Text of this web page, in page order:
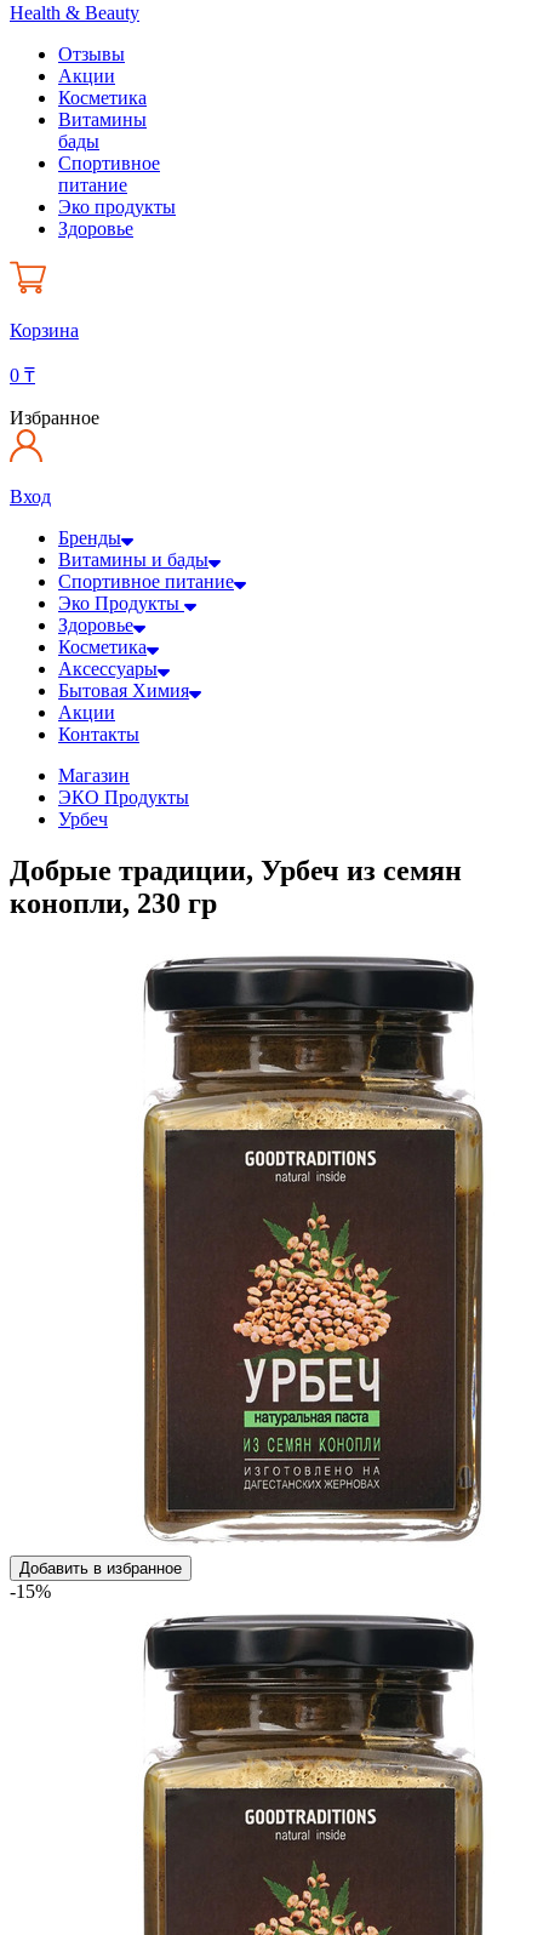
Health & Beauty
Отзывы
Акции
Косметика
Витамины
бады
Спортивное
питание
Эко продукты
Здоровье
Корзина
0 ₸
Избранное
Вход
Бренды
Витамины и бады
Спортивное питание
Эко Продукты
Здоровье
Косметика
Аксессуары
Бытовая Химия
Акции
Контакты
Магазин
ЭКО Продукты
Урбеч
Добрые традиции, Урбеч из семян
конопли, 230 гр
Добавить в избранное
-15%